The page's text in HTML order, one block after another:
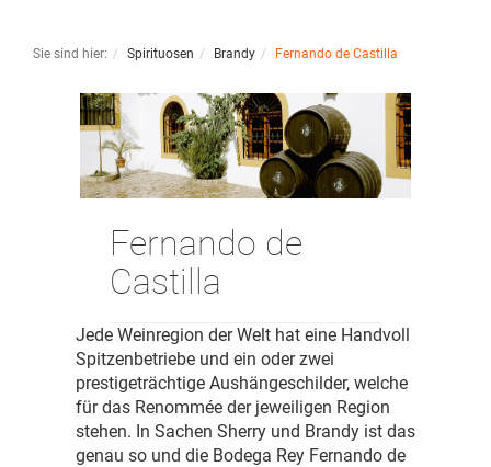
Sie sind hier: Spirituosen Brandy Fernando de Castilla
Fernando de
Castilla
Jede Weinregion der Welt hat eine Handvoll
Spitzenbetriebe und ein oder zwei
prestigeträchtige Aushängeschilder, welche
für das Renommée der jeweiligen Region
stehen. In Sachen Sherry und Brandy ist das
genau so und die Bodega Rey Fernando de